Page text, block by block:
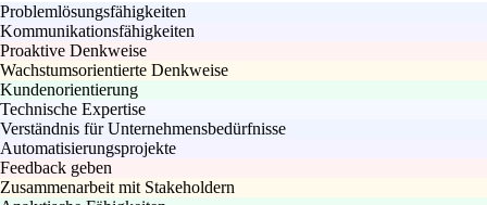
Problemlösungsfähigkeiten
Kommunikationsfähigkeiten
Proaktive Denkweise
Wachstumsorientierte Denkweise
Kundenorientierung
Technische Expertise
Verständnis für Unternehmensbedürfnisse
Automatisierungsprojekte
Feedback geben
Zusammenarbeit mit Stakeholdern